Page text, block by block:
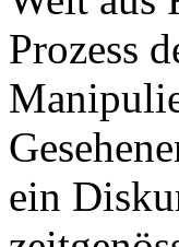
Prozess
ein